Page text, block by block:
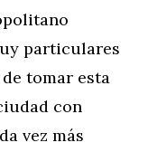
particulares
tomar esta
con
vez más